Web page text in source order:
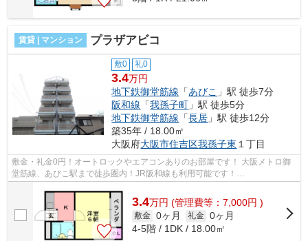
賃貸 | マンション プラザアビコ
敷0 礼0
3.4万円
地下鉄御堂筋線 「あびこ 」駅 徒歩7分
阪和線 「我孫子町 」駅 徒歩5分
地下鉄御堂筋線 「長居 」駅 徒歩12分
築35年 / 18.00㎡
大阪府大阪市住吉区我孫子東 １丁目
敷金・礼金0円！オートロックやエアコンありのお部屋です！ 大阪メトロ御
堂筋線、あびこ駅まで徒歩圏内！JR阪和線も利用可能です！
3.4万円 (管理費等：7,000円 )
敷金 0ヶ月 礼金 0ヶ月
4-5階 / 1DK / 18.00㎡